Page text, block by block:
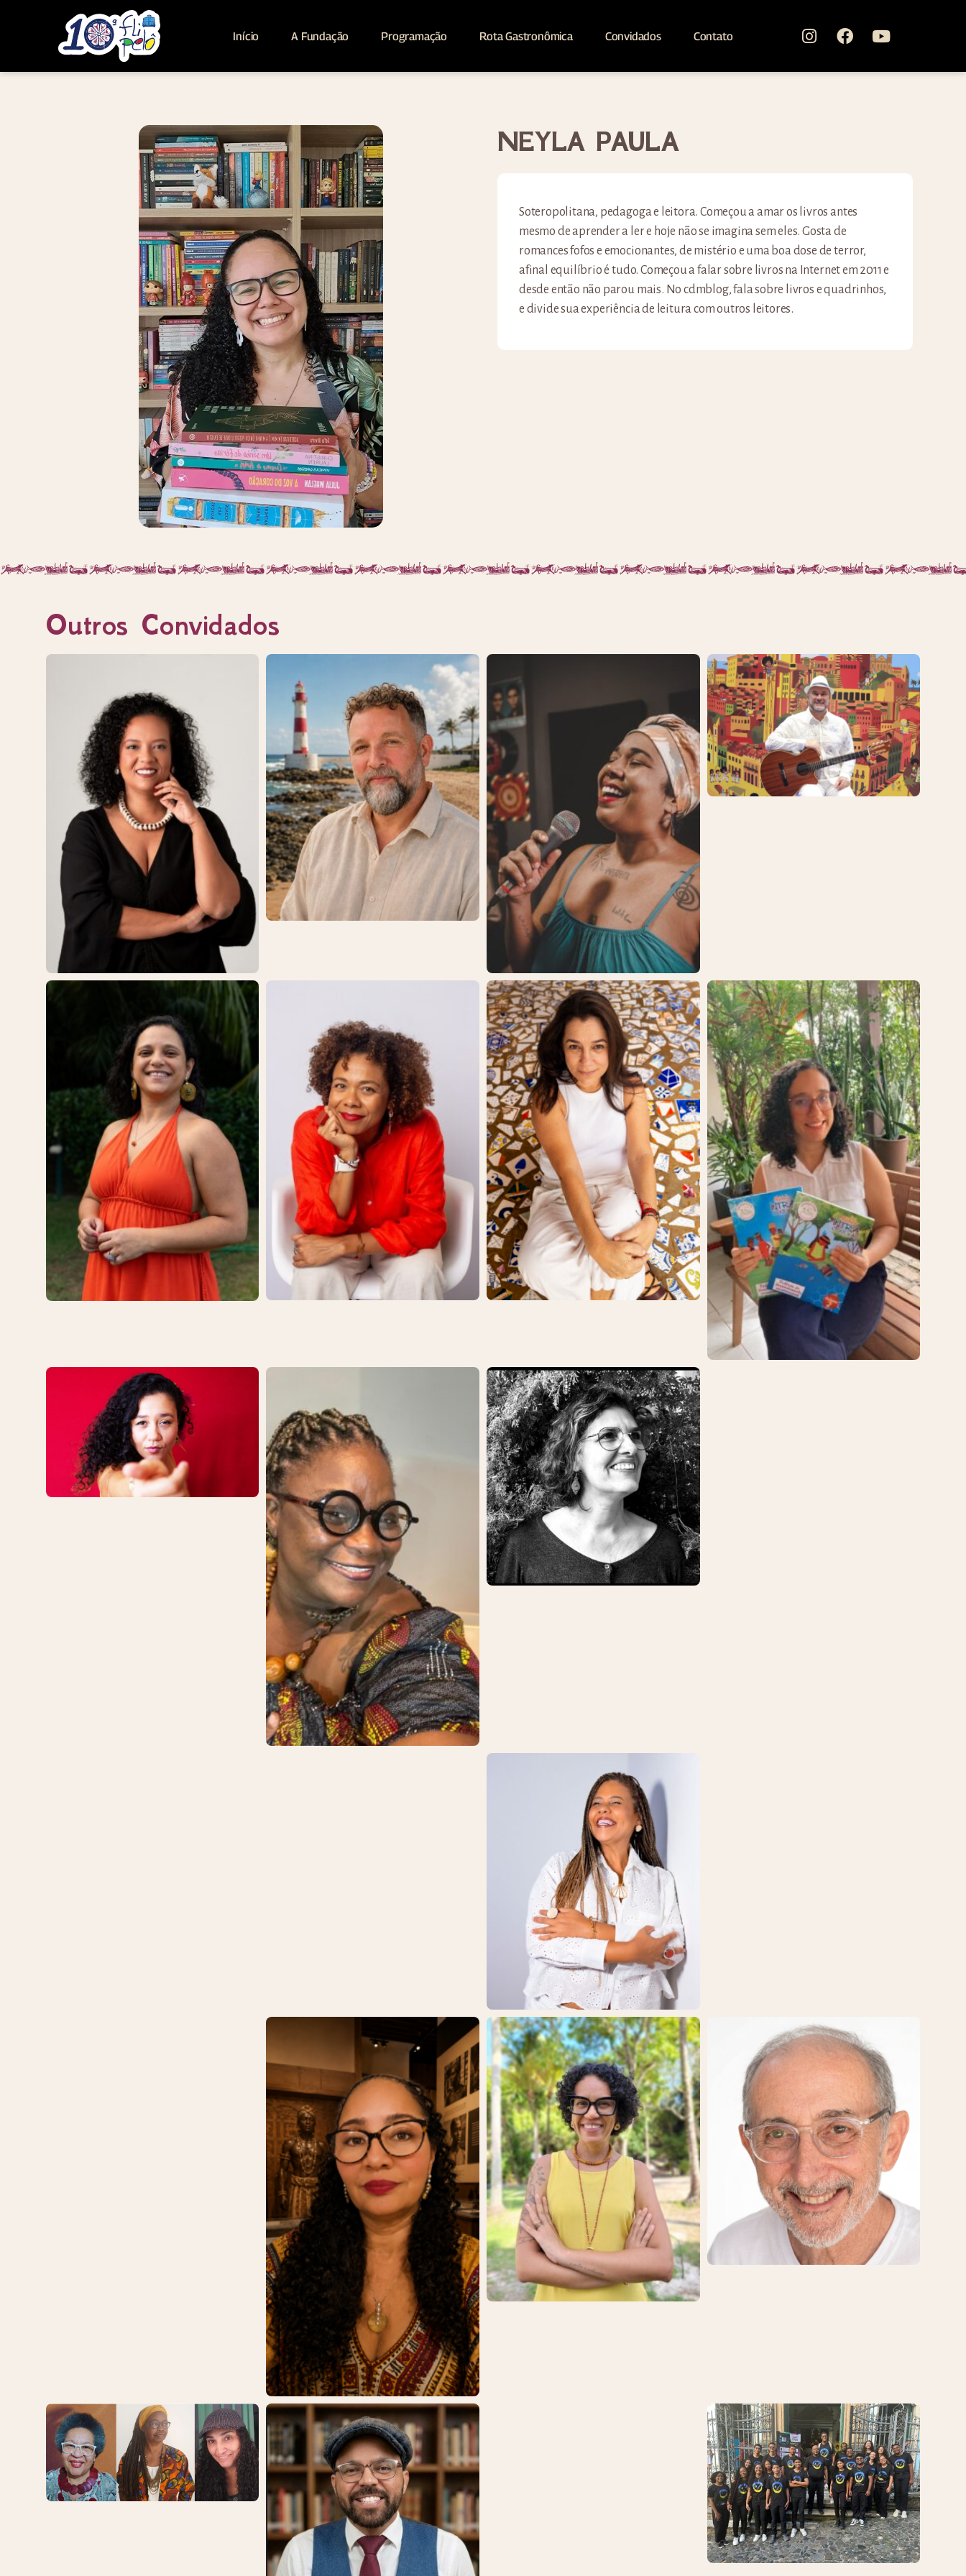
Início A Fundação Programação Rota Gastronômica Convidados Contato
NEYLA PAULA
Soteropolitana, pedagoga e leitora. Começou a amar os livros antes
mesmo de aprender a ler e hoje não se imagina sem eles. Gosta de
romances fofos e emocionantes, de mistério e uma boa dose de terror,
afinal equilíbrio é tudo. Começou a falar sobre livros na Internet em 2011 e
desde então não parou mais. No cdmblog, fala sobre livros e quadrinhos,
e divide sua experiência de leitura com outros leitores.
Outros Convidados